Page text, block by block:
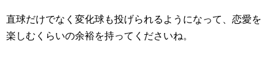
直球だけでなく変化球も投げられるようになって、恋愛を
楽しむくらいの余裕を持ってくださいね。